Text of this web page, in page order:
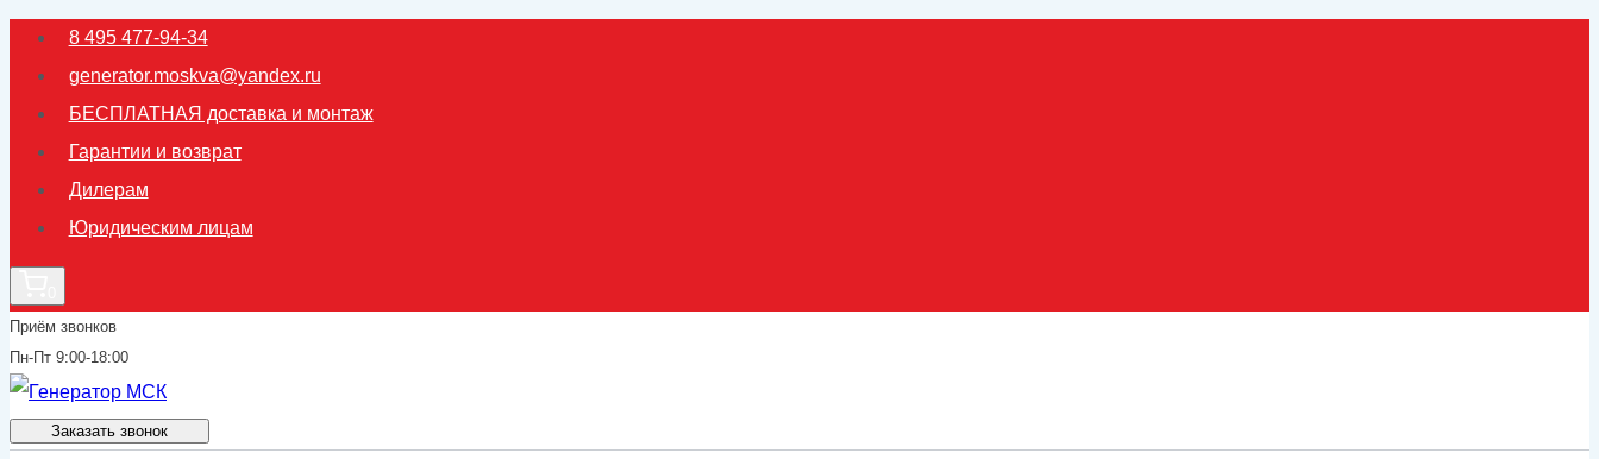
Перейти
содержимому
8 495 477-94-34
generator.moskva@yandex.ru
БЕСПЛАТНАЯ доставка и монтаж
Гарантии и возврат
Дилерам
Юридическим лицам
Приём звонков
Пн-Пт 9:00-18:00
Заказать звонок